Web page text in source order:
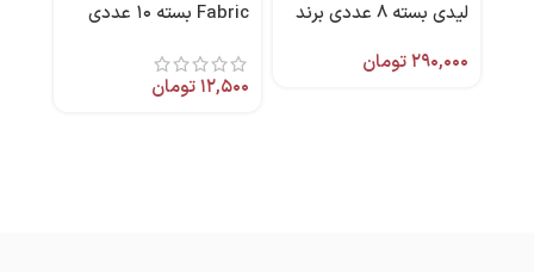
لیدی بسته 8 عددی برند
۲۹۰,۰۰۰تومان
Fabric بسته ۱۰ عددی
۱۲,۵۰۰تومان